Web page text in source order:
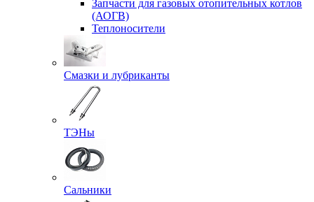
Запчасти для газовых отопительных котлов
(АОГВ)
Теплоносители
Смазки и лубриканты
ТЭНы
Сальники